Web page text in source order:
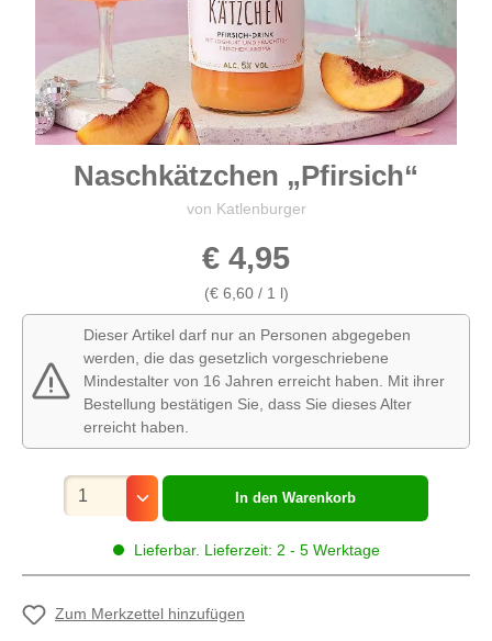
Naschkätzchen „Pfirsich“
von Katlenburger
€ 4,95
(€ 6,60 / 1 l)
Dieser Artikel darf nur an Personen abgegeben
werden, die das gesetzlich vorgeschriebene
Mindestalter von 16 Jahren erreicht haben. Mit ihrer
Bestellung bestätigen Sie, dass Sie dieses Alter
erreicht haben.
Lieferbar. Lieferzeit: 2 - 5 Werktage
Mengenauswahl
In den Warenkorb
Zum Merkzettel hinzufügen